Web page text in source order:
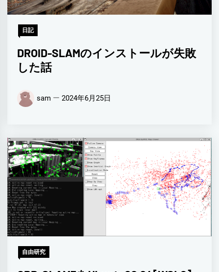
日記
DROID-SLAMのインストールが失敗
した話
sam 2024年6月25日
自由研究